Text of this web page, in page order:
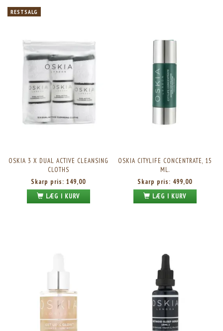
RESTSALG
OSKIA 3 X DUAL ACTIVE CLEANSING
CLOTHS
Skarp pris: 149,00
LÆG I KURV
OSKIA CITYLIFE CONCENTRATE, 15
ML.
Skarp pris: 499,00
LÆG I KURV